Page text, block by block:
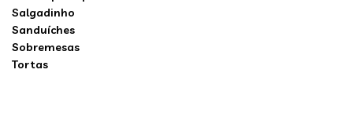
Salgadinho
Sanduíches
Sobremesas
Tortas